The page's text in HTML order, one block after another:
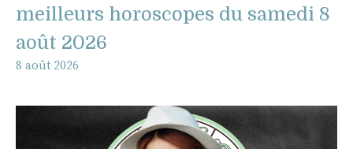
meilleurs horoscopes du samedi 8
août 2026
8 août 2026